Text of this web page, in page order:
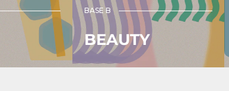
BASE B
BEAUTY